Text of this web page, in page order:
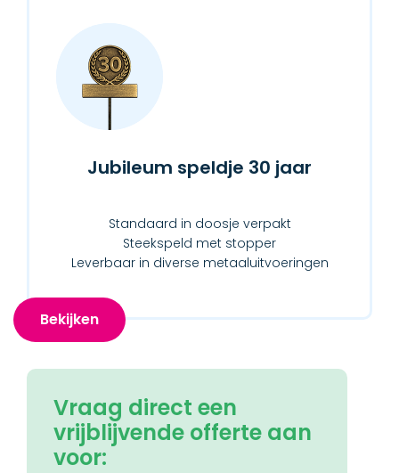
Jubileum speldje 30 jaar
Standaard in doosje verpakt
Steekspeld met stopper
Leverbaar in diverse metaaluitvoeringen
Bekijken
Vraag direct een
vrijblijvende offerte aan
voor: